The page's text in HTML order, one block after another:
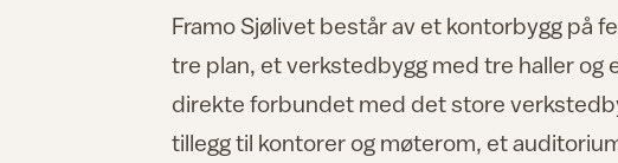
Framo Sjølivet består av et kontorbygg på
tre plan, et verkstedbygg med tre haller
direkte forbundet med det store
tillegg til kontorer og møterom, et